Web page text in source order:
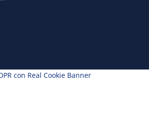
con Real Cookie Banner